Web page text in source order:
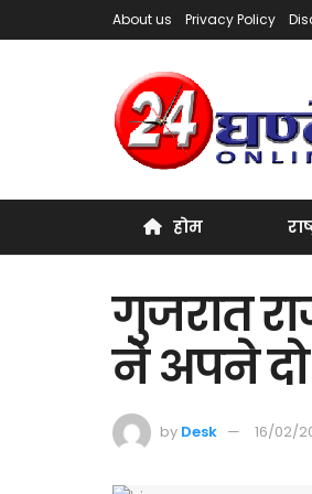
About us Privacy Policy
होम
गुजरात
ने अपने दो
by Desk 16/02/